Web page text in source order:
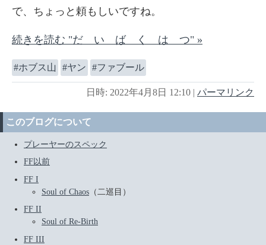
で、ちょっと頼もしいですね。
続きを読む "だ い ば く は つ" »
ホブス山 ヤン ファブール
日時: 2022年4月8日 12:10 | パーマリンク
このブログについて
プレーヤーのスペック
FF以前
FF I
Soul of Chaos （二巡目）
FF II
Soul of Re-Birth
FF III